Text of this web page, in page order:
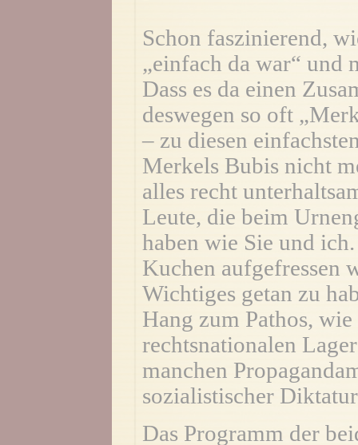
Schon faszinierend,
„einfach da war“ und
Dass es da einen
deswegen so oft
– zu diesen
Merkels Bubis nicht
alles recht
Leute, die beim
haben wie Sie und
Kuchen aufgefressen
Wichtiges getan zu
Hang zum Pathos,
rechtsnationalen
manchen
sozialistischer
Das Programm der